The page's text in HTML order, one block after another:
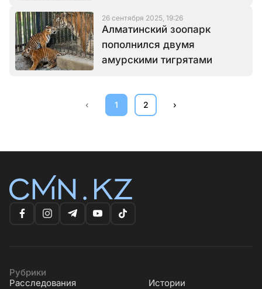
26 сентября 2025, 19:26
Алматинский зоопарк
пополнился двумя
амурскими тигрятами
‹ 1 2 ›
Рубрики
Расследования
Истории